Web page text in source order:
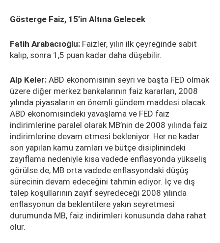
Gösterge Faiz, 15’in Altına Gelecek
Fatih Arabacıoğlu: Faizler, yılın ilk çeyreğinde sabit
kalıp, sonra 1,5 puan kadar daha düşebilir.
Alp Keler: ABD ekonomisinin seyri ve başta FED olmak
üzere diğer merkez bankalarının faiz kararları, 2008
yılında piyasaların en önemli gündem maddesi olacak.
ABD ekonomisindeki yavaşlama ve FED faiz
indirimlerine paralel olarak MB’nin de 2008 yılında faiz
indirimlerine devam etmesi bekleniyor. Her ne kadar
son yapılan kamu zamları ve bütçe disiplinindeki
zayıflama nedeniyle kısa vadede enflasyonda yükseliş
görülse de, MB orta vadede enflasyondaki düşüş
sürecinin devam edeceğini tahmin ediyor. İç ve dış
talep koşullarının zayıf seyredeceği 2008 yılında
enflasyonun da beklentilere yakın seyretmesi
durumunda MB, faiz indirimleri konusunda daha rahat
olur.